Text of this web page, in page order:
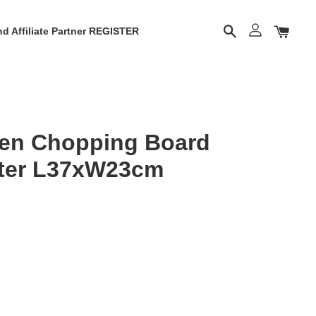
Affiliate Partner REGISTER
Chopping Board
L37xW23cm